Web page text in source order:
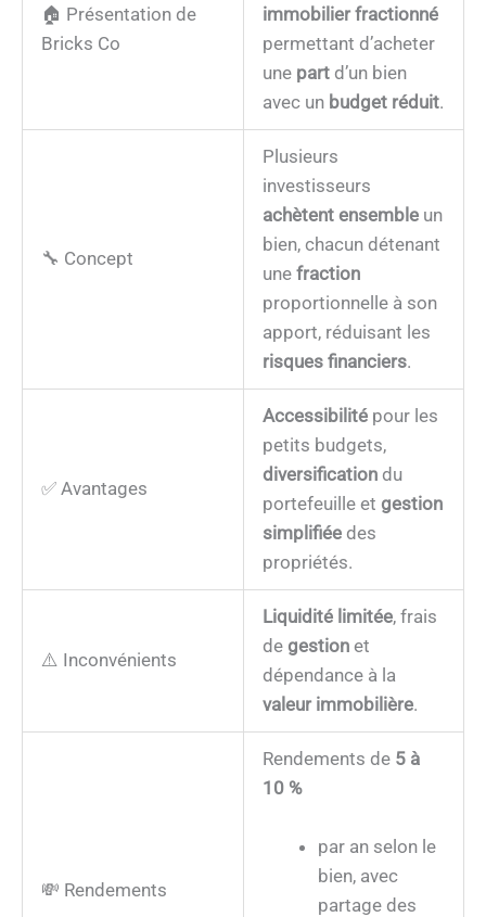
🏠 Présentation de
Bricks Co
immobilier fractionné
permettant d’acheter
une part d’un bien
avec un budget réduit.
🔧 Concept
Plusieurs
investisseurs
achètent ensemble un
bien, chacun détenant
une fraction
proportionnelle à son
apport, réduisant les
risques financiers.
✅ Avantages
Accessibilité pour les
petits budgets,
diversification du
portefeuille et gestion
simplifiée des
propriétés.
⚠️ Inconvénients
Liquidité limitée, frais
de gestion et
dépendance à la
valeur immobilière.
💸 Rendements
Rendements de 5 à
10 %
par an selon le
bien, avec
partage des